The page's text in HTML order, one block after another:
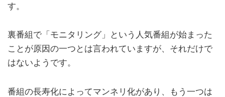
す。
裏番組で「モニタリング」という人気番組が始まった
ことが原因の一つとは言われていますが、それだけで
はないようです。
番組の長寿化によってマンネリ化があり、もう一つは